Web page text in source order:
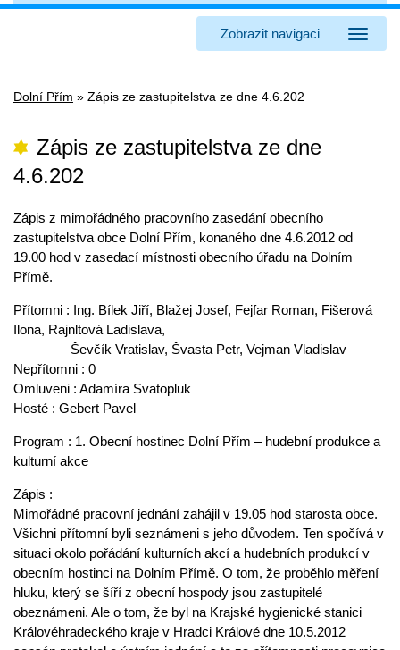
Zobrazit navigaci
Dolní Přím » Zápis ze zastupitelstva ze dne 4.6.202
Zápis ze zastupitelstva ze dne
4.6.202
Zápis z mimořádného pracovního zasedání obecního
zastupitelstva obce Dolní Přím, konaného dne 4.6.2012 od
19.00 hod v zasedací místnosti obecního úřadu na Dolním
Přímě.
Přítomni : Ing. Bílek Jiří, Blažej Josef, Fejfar Roman, Fišerová
Ilona, Rajnltová Ladislava,
Ševčík Vratislav, Švasta Petr, Vejman Vladislav
Nepřítomni : 0
Omluveni : Adamíra Svatopluk
Hosté : Gebert Pavel
Program : 1. Obecní hostinec Dolní Přím – hudební produkce a
kulturní akce
Zápis :
Mimořádné pracovní jednání zahájil v 19.05 hod starosta obce.
Všichni přítomní byli seznámeni s jeho důvodem. Ten spočívá v
situaci okolo pořádání kulturních akcí a hudebních produkcí v
obecním hostinci na Dolním Přímě. O tom, že proběhlo měření
hluku, který se šíří z obecní hospody jsou zastupitelé
obeznámeni. Ale o tom, že byl na Krajské hygienické stanici
Královéhradeckého kraje v Hradci Králové dne 10.5.2012